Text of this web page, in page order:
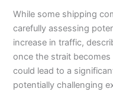
While some shipping
carefully assessing
increase in traffic,
once the strait becomes
could lead to a
potentially challenging